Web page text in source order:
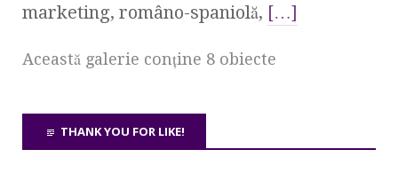
marketing, româno-spaniolă, […]
Această galerie conţine 8 obiecte
THANK YOU FOR LIKE!